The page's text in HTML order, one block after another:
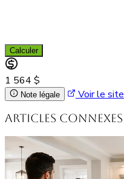
Calculer
1 564 $
Note légale Voir le site
Articles connexes